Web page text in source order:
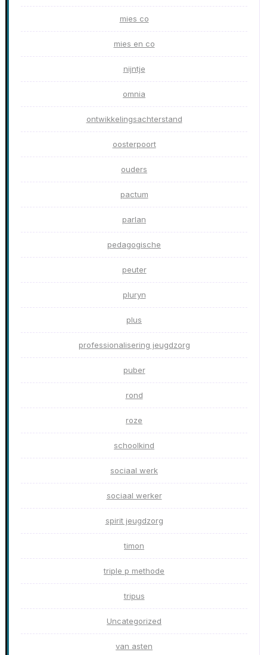
mies co
mies en co
nijntje
omnia
ontwikkelingsachterstand
oosterpoort
ouders
pactum
parlan
pedagogische
peuter
pluryn
plus
professionalisering jeugdzorg
puber
rond
roze
schoolkind
sociaal werk
sociaal werker
spirit jeugdzorg
timon
triple p methode
tripus
Uncategorized
van asten